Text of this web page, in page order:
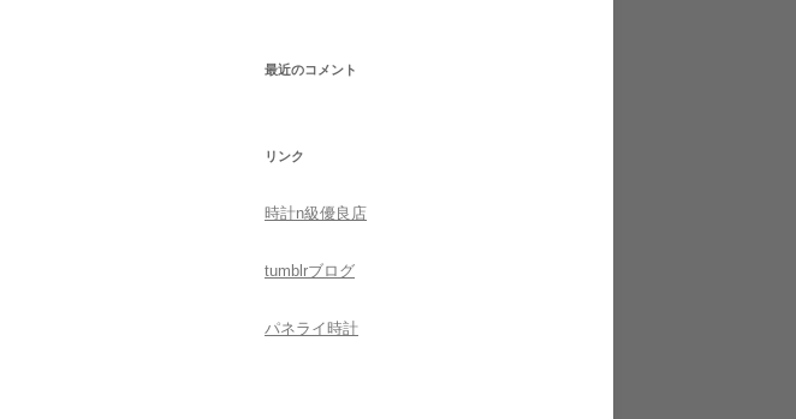
最近のコメント
リンク
時計n級優良店
tumblrブログ
パネライ時計